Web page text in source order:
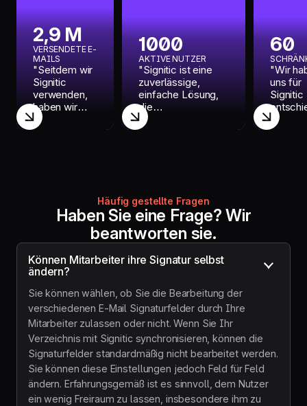
2,9 M
VERSENDETE E-
MAILS
"Seitdem wir
Signitic
verwenden,
haben wir
eine
deutliche
festgestellt."
1000
AKTIVE NUTZER
"Signitic ist eine
zuverlässige,
einfache Lösung,
die
Herausforderungen
bewältigt, die noch
Team."
60
"Wir
uns für
Signitic
weil es
um
der
Häufig gestellte Fragen
Haben Sie eine Frage? Wir
beantworten sie.
Können Mitarbeiter ihre Signatur selbst
ändern?
Sie können wählen, ob Sie die Bearbeitung der
verschiedenen E-Mail Signaturfelder durch Ihre
Mitarbeiter zulassen oder nicht. Wenn Sie Ihr
Verzeichnis mit Signitic synchronisieren, können die
Signaturfelder standardmäßig nicht bearbeitet werden.
Sie können diese Einstellungen jedoch Feld für Feld
ändern. Erfahrungsgemäß ist es sinnvoll, dem Nutzer
ein wenig Freiraum zu lassen, insbesondere ihm zu